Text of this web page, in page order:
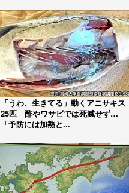
「うわ、生きてる」動くアニサキス
25匹 酢やワサビでは死滅せず…
「予防には加熱と...